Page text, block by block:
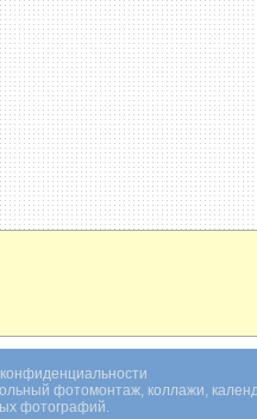
фотомонтаж, коллажи,
фотографий.